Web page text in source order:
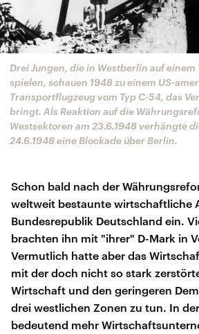
Drei Jungen, die in Westberlin auf
spielen, schauen 1948 zu einem US-
Transportflugzeug vom Typ C-54, das
bringt. Als Reaktion auf die
Westsektoren am 23.6.1948 verhängte
24.6.1948 eine Blockade über Berlin.
Schon bald nach der
weltweit bestaunte wirtschaftliche
Bundesrepublik Deutschland ein.
brachten ihn mit "ihrer" D-Mark in
Vermutlich hatte aber das
mit der doch nicht so stark
Wirtschaft und den geringeren
drei westlichen Zonen zu tun. In
bedeutend mehr